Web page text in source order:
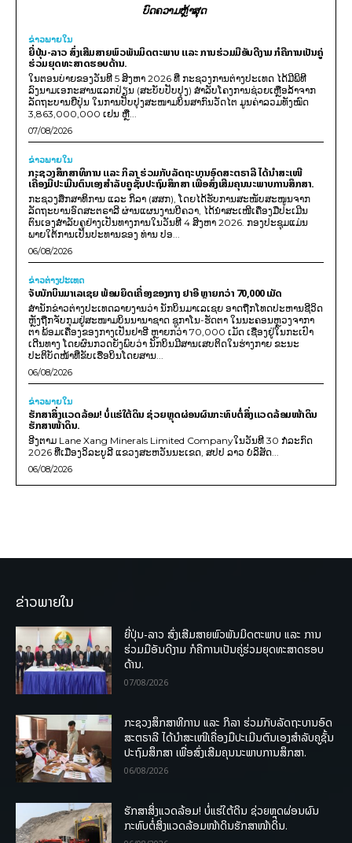
ບົດຄວາມຫຼ້າສຸດ
ຂ່າວພາຍ​ໃນ
ຍີ່ປຸ່ນ-ລາວ ສົ່ງເສີມສາຍພົວພັນມິດຕະພາບ ແລະ ການຮ່ວມມືອັນດີງາມ ກໍຄືການເປັນຄູ່
ຮ່ວມຍຸດທະສາດຮອບດ້ານ.
ໃນຕອນບ່າຍຂອງວັນທີ 5 ສິງຫາ 2026 ທີ່ ກະຊວງການຕ່າງປະເທດ ໄດ້ມີພິທີ
ລົງນາມເອກະສານແລກປ່ຽນ (ສະບັບປັບປຸງ) ສໍາລັບໂຄງການຊ່ວຍເຫຼືອລ້າຈາກ
ລັດຖະບານຍີ່ປຸ່ນ ໃນການປັບປຸງສະໜາມບິນສາກົນວັດໄຕ ມູນຄ່າລວມທັງໝົດ
3,863,000,000 ເຢນ ຫຼື...
07/08/2026
ຂ່າວພາຍ​ໃນ
ກະຊວງສຶກສາທິການ ແລະ ກິລາ ຮ່ວມກັບລັດຖະບານອົດສະຕຣາລີ ໄດ້ນຳສະເໜີ
ເຄື່ອງມືປະເມີນຕົນເອງສຳລັບຄູຊັ້ນປະຖົມສຶກສາ ເພື່ອສົ່ງເສີມຄຸນນະພາບການສຶກສາ.
ກະຊວງສຶກສາທິການ ແລະ ກິລາ (ສສກ), ໂດຍໄດ້ຮັບການສະໜັບສະໜູນຈາກ
ລັດຖະບານອົດສະຕຣາລີ ຜ່ານແຜນງານບີຄວາ, ໄດ້ນຳສະເໜີເຄື່ອງມືປະເມີນ
ຕົນເອງສຳລັບຄູຢ່າງເປັນທາງການໃນວັນທີ 4 ສິງຫາ 2026. ກອງປະຊຸມແມ່ນ
ພາຍໃຕ້ການເປັນປະທານຂອງ ທ່ານ ປອ...
06/08/2026
ຂ່າວຕ່າງປະເທດ
ຈັບນັກບິນມາເລເຊຍ ພ້ອມຍຶດເຄື່ອງຂອງກາງ ຢາອີ ຫຼາຍກວ່າ 70,000 ເມັດ
ສຳນັກຂ່າວຕ່າງປະເທດລາຍງານວ່າ ນັກບິນມາເລເຊຍ ອາດຖືກໂທດປະຫານຊີວິດ
ຫຼັງຖືກຈັບກຸມຢູ່ສະໜາມບິນນານາຊາດ ຊູກາໂນ-ຮັດຕາ ໃນນະຄອນຫຼວງຈາກາ
ຕາ ພ້ອມເຄື່ອງຂອງກາງເປັນຢາອີ ຫຼາຍກວ່າ 70,000 ເມັດ ເຊື່ອງຢູ່ໃນກະເປົາ
ເດີນທາງ ໂດຍຜົນກວດຍັງພົບວ່າ ນັກບິນມີສານເສບຕິດໃນຮ່າງກາຍ ຂະນະ
ປະຕິບັດໜ້າທີ່ຂັບເຮືອບິນໂດຍສານ...
06/08/2026
ຂ່າວພາຍ​ໃນ
ຮັກສາສິ່ງແວດລ້ອມ! ບໍ່ແຮ່ໃຕ້ດິນ ຊ່ວຍຫຼຸດຜ່ອນຜົນກະທົບຕໍ່ສິ່ງແວດລ້ອມໜ້າດິນ
ຮັກສາໜ້າດິນ.
ອີງຕາມ Lane Xang Minerals Limited Companyໃນວັນທີ 30 ກໍລະກົດ
2026 ທີ່ເມືອງວິລະບູລີ ແຂວງສະຫວັນນະເຂດ, ສປປ ລາວ ບໍລິສັດ...
06/08/2026
ຂ່າວພາຍໃນ
ຍີ່ປຸ່ນ-ລາວ ສົ່ງເສີມສາຍພົວພັນມິດຕະພາບ ແລະ ການ
ຮ່ວມມືອັນດີງາມ ກໍຄືການເປັນຄູ່ຮ່ວມຍຸດທະສາດຮອບ
ດ້ານ.
07/08/2026
ກະຊວງສຶກສາທິການ ແລະ ກິລາ ຮ່ວມກັບລັດຖະບານອົດ
ສະຕຣາລີ ໄດ້ນຳສະເໜີເຄື່ອງມືປະເມີນຕົນເອງສຳລັບຄູຊັ້ນ
ປະຖົມສຶກສາ ເພື່ອສົ່ງເສີມຄຸນນະພາບການສຶກສາ.
06/08/2026
ຮັກສາສິ່ງແວດລ້ອມ! ບໍ່ແຮ່ໃຕ້ດິນ ຊ່ວຍຫຼຸດຜ່ອນຜົນ
ກະທົບຕໍ່ສິ່ງແວດລ້ອມໜ້າດິນຮັກສາໜ້າດິນ.